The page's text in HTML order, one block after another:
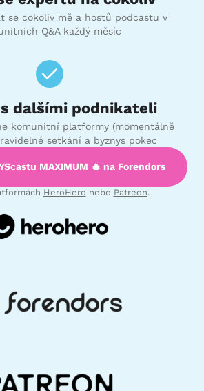
se cokoliv mě a hostů podcastu v
Q&A každý měsíc
dalšími podnikateli
komunitní platformy (momentálně
setkání a byznys pokec
MAXIMUM 🔥 na Forendors
HeroHero nebo Patreon.